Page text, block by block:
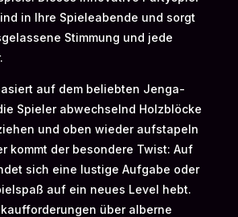
in Ihre Spieleabende und sorgt
Stimmung und jede
auf dem beliebten Jenga-
Spieler abwechselnd Holzblöcke
und oben wieder aufstapeln
kommt der besondere Twist: Auf
sich eine lustige Aufgabe oder
auf ein neues Level hebt.
über alberne